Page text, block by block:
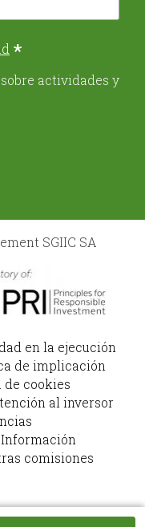
*
actividades y
SGIIC SA
en la ejecución
de implicación
cookies
al inversor
comisiones